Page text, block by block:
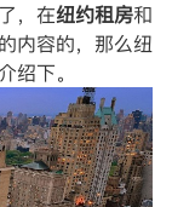
，在纽约租房和
内容的，那么纽
绍下。